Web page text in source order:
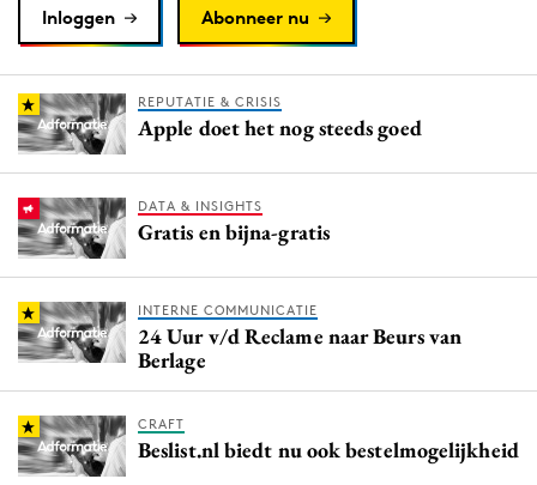
Reputatie & crisis
Inloggen Abonneer nu
REPUTATIE & CRISIS
Apple doet het nog steeds goed
DATA & INSIGHTS
Gratis en bijna-gratis
INTERNE COMMUNICATIE
24 Uur v/d Reclame naar Beurs van
Berlage
CRAFT
Beslist.nl biedt nu ook bestelmogelijkheid